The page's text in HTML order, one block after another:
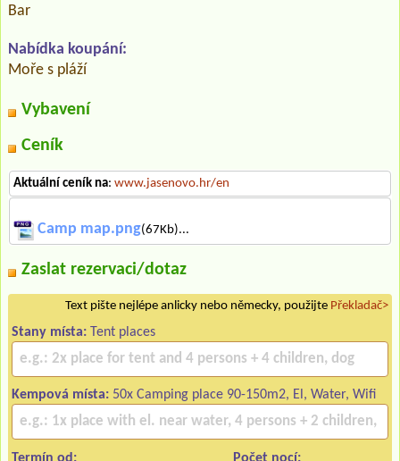
Bar
Nabídka koupání:
Moře s pláží
Vybavení
Ceník
Aktuální ceník na: www.jasenovo.hr/en
Camp map.png(67Kb)...
Zaslat rezervaci/dotaz
Text pište nejlépe anlicky nebo německy, použijte Překladač>
Stany místa: Tent places
Kempová místa: 50x Camping place 90-150m2, El, Water, Wifi